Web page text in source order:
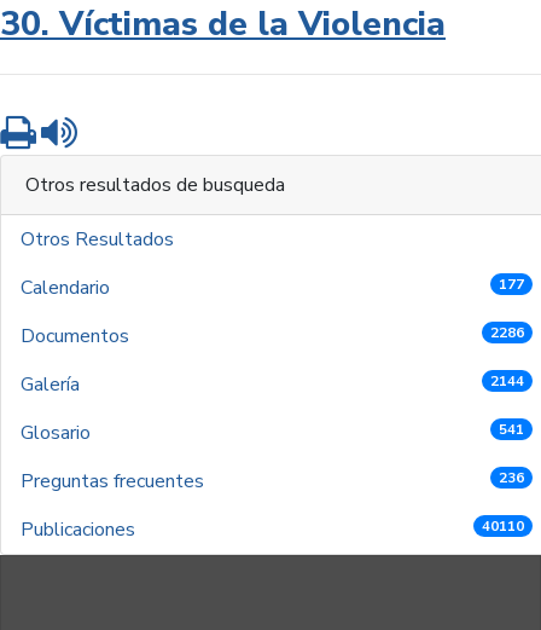
30. Víctimas de la Violencia
Imprimir
Otros resultados de busqueda
Otros Resultados
Calendario
177
Documentos 2286
Galería 2144
Glosario 541
Preguntas frecuentes 236
Publicaciones 40110